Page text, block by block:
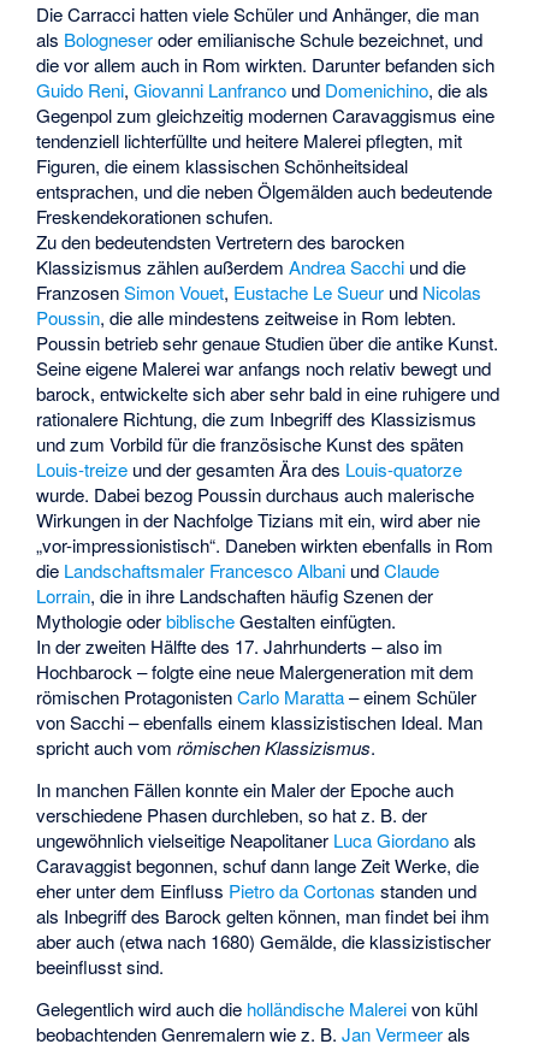
Die Carracci hatten viele Schüler und Anhänger, die man
als Bologneseroder emilianische Schule bezeichnet, und
die vor allem auch in Rom wirkten. Darunter befanden sich
Guido Reni,Giovanni Lanfranco und Domenichino, die als
Gegenpol zum gleichzeitig modernen Caravaggismus eine
tendenziell lichterfüllte und heitere Malerei pflegten, mit
Figuren, die einem klassischen Schönheitsideal
entsprachen, und die neben Ölgemälden auch bedeutende
Freskendekorationen schufen.
Zu den bedeutendsten Vertretern des barocken
Klassizismus zählen außerdemAndrea Sacchi und die
FranzosenSimon Vouet, Eustache Le Sueur und Nicolas
Poussin, die alle mindestens zeitweise in Rom lebten.
Poussin betrieb sehr genaue Studien über die antike Kunst.
Seine eigene Malerei war anfangs noch relativ bewegt und
barock, entwickelte sich aber sehr bald in eine ruhigere und
rationalere Richtung, die zum Inbegriff des Klassizismus
und zum Vorbild für die französische Kunst des späten
Louis-treize und der gesamten Ära des Louis-quatorze
wurde. Dabei bezog Poussin durchaus auch malerische
Wirkungen in der Nachfolge Tizians mit ein, wird aber nie
„vor-impressionistisch“. Daneben wirkten ebenfalls in Rom
die Landschaftsmaler Francesco Albani undClaude
Lorrain, die in ihre Landschaften häufig Szenen der
MythologieoderbiblischeGestalten einfügten.
In der zweiten Hälfte des 17. Jahrhunderts – also im
Hochbarock – folgte eine neue Malergeneration mit dem
römischen ProtagonistenCarlo Maratta– einem Schüler
von Sacchi – ebenfalls einem klassizistischen Ideal. Man
spricht auch vomrömischen Klassizismus.
In manchen Fällen konnte ein Maler der Epoche auch
verschiedene Phasen durchleben, so hat z. B. der
ungewöhnlich vielseitige Neapolitaner Luca Giordanoals
Caravaggist begonnen, schuf dann lange Zeit Werke, die
eher unter dem Einfluss Pietro da Cortonas standen und
als Inbegriff des Barock gelten können, man findet bei ihm
aber auch (etwa nach 1680) Gemälde, die klassizistischer
beeinflusst sind.
Gelegentlich wird auch die holländische Malereivon kühl
beobachtenden Genremalern wie z. B.Jan Vermeerals